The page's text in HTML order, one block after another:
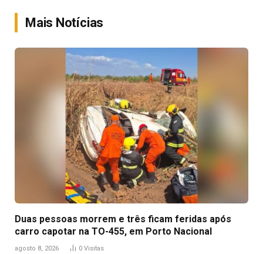
Mais Notícias
Duas pessoas morrem e três ficam feridas após
carro capotar na TO-455, em Porto Nacional
agosto 8, 2026 0 Visitas